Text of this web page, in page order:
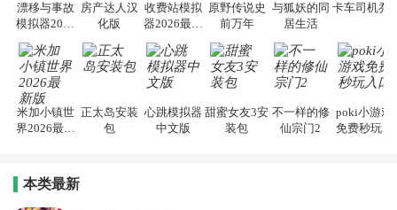
漂移与事故
模拟器2026
手机版
房产达人汉
化版
收费站模拟
器2026最新
原野传说史
前万年
与狐妖的同
居生活
卡车司机乔3
米加小镇世
界2026最新
正太岛安装
包
心跳模拟器
中文版
甜蜜女友3安
装包
不一样的修
仙宗门2
poki小游戏
免费秒玩入
本类最新